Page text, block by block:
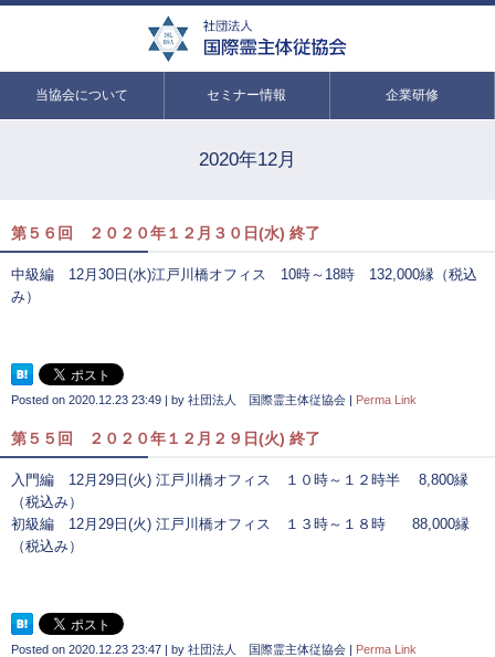
当協会について セミナー情報 企業研修
2020年12月
第５６回 ２０２０年１２月３０日(水) 終了
中級編 12月30日(水)江戸川橋オフィス 10時～18時 132,000縁（税込
み）
Posted on 2020.12.23 23:49 | by 社団法人 国際霊主体従協会 | Perma Link
第５５回 ２０２０年１２月２９日(火) 終了
入門編 12月29日(火) 江戸川橋オフィス １０時～１２時半 8,800縁
（税込み）
初級編 12月29日(火) 江戸川橋オフィス １３時～１８時 88,000縁
（税込み）
Posted on 2020.12.23 23:47 | by 社団法人 国際霊主体従協会 | Perma Link